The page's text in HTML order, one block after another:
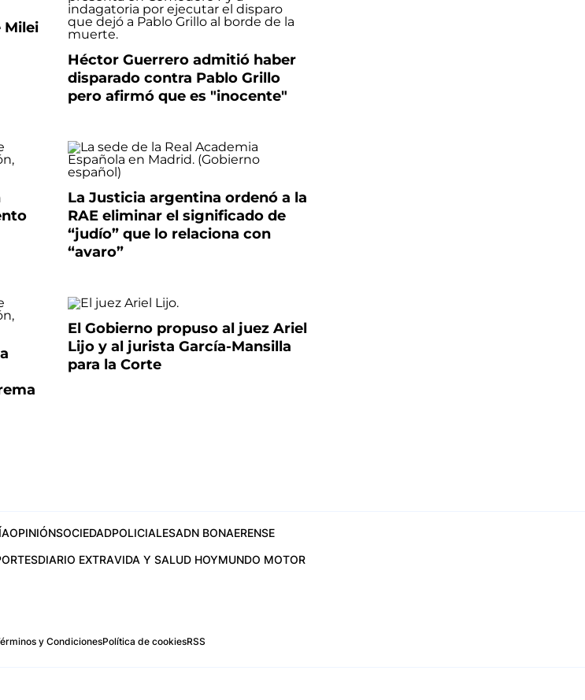
Milei
Héctor Guerrero admitió haber
disparado contra Pablo Grillo
pero afirmó que es "inocente"
La Justicia argentina ordenó a la
RAE eliminar el significado de
“judío” que lo relaciona con
“avaro”
El Gobierno propuso al juez Ariel
Lijo y al jurista García-Mansilla
para la Corte
OPINIÓNSOCIEDADPOLICIALESADN BONAERENSE
DIARIO EXTRAVIDA Y SALUD HOYMUNDO MOTOR
y CondicionesPolítica de cookiesRSS